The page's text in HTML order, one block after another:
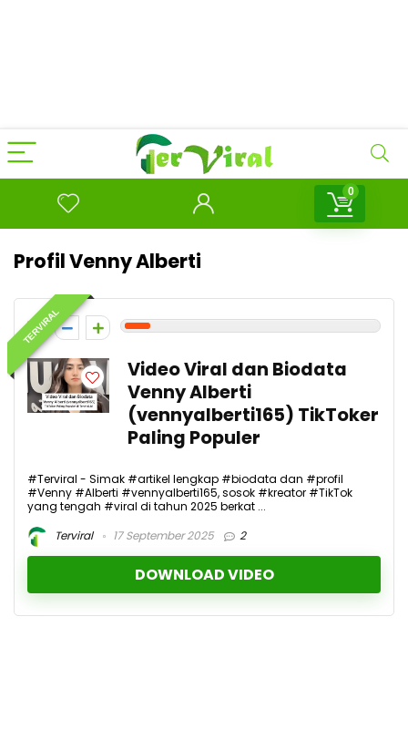
0
Profil Venny Alberti
TERVIRAL
1
Video Viral dan Biodata
Venny Alberti
(vennyalberti165) TikToker
Paling Populer
#Terviral - Simak #artikel lengkap #biodata dan #profil
#Venny #Alberti #vennyalberti165, sosok #kreator #TikTok
yang tengah #viral di tahun 2025 berkat ...
Terviral
17 September 2025 2
DOWNLOAD VIDEO